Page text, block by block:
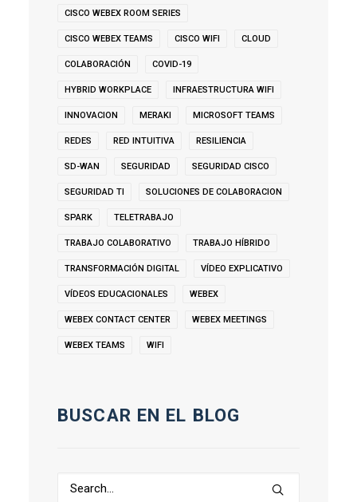
CISCO WEBEX ROOM SERIES
CISCO WEBEX TEAMS CISCO WIFI CLOUD
COLABORACIÓN COVID-19
HYBRID WORKPLACE INFRAESTRUCTURA WIFI
INNOVACION MERAKI MICROSOFT TEAMS
REDES RED INTUITIVA RESILIENCIA
SD-WAN SEGURIDAD SEGURIDAD CISCO
SEGURIDAD TI SOLUCIONES DE COLABORACION
SPARK TELETRABAJO
TRABAJO COLABORATIVO TRABAJO HÍBRIDO
TRANSFORMACIÓN DIGITAL VÍDEO EXPLICATIVO
VÍDEOS EDUCACIONALES WEBEX
WEBEX CONTACT CENTER WEBEX MEETINGS
WEBEX TEAMS WIFI
BUSCAR EN EL BLOG